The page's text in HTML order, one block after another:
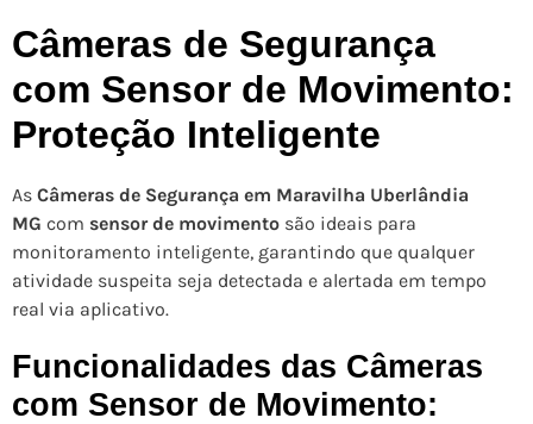
Câmeras de Segurança
com Sensor de Movimento:
Proteção Inteligente
As Câmeras de Segurança em Maravilha Uberlândia
MG com sensor de movimento são ideais para
monitoramento inteligente, garantindo que qualquer
atividade suspeita seja detectada e alertada em tempo
real via aplicativo.
Funcionalidades das Câmeras
com Sensor de Movimento: